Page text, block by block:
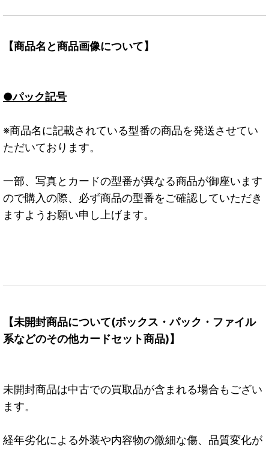
【商品名と商品画像について】
●パック記号
※商品名に記載されている型番の商品を発送させてい
ただいております。
一部、写真とカードの型番が異なる商品が御座います
ので購入の際、必ず商品の型番をご確認していただき
ますようお願い申し上げます。
【未開封商品について(ボックス・パック・ファイル
系などのその他カードセット商品)】
未開封商品は中古での買取品が含まれる場合もござい
ます。
経年劣化による外装や内容物の微細な傷、品質変化が